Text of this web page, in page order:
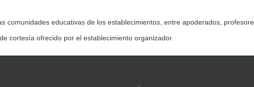
comunidades educativas de los establecimientos, entre apoderados,
cortesía ofrecido por el establecimiento organizador.